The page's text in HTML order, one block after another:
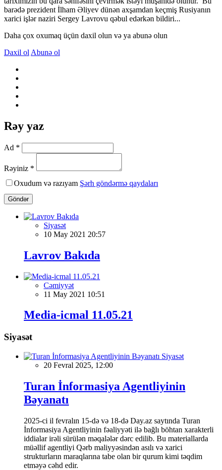
barədə prezident İlham Əliyev dünən axşamdan keçmiş Rusiyanın
xarici işlər naziri Sergey Lavrovu qəbul edərkən bildiri...
Daha çox oxumaq üçün daxil olun və ya abunə olun
Daxil ol Abunə ol
Rəy yaz
Ad *
Rəyiniz *
Oxudum və razıyam Şərh göndərmə qaydaları
Göndər
Siyasət
10 May 2021 20:57
Lavrov Bakıda
Cəmiyyət
11 May 2021 10:51
Media-icmal 11.05.21
Siyasət
Siyasət
20 Fevral 2025, 12:00
Turan İnformasiya Agentliyinin
Bəyanatı
2025-ci il fevralın 15-də və 18-də Day.az saytında Turan
İnformasiya Agentliyinin fəaliyyəti ilə bağlı böhtan xarakterli
iddialar irəli sürülən məqalələr dərc edilib. Bu materiallarda
müəllif agentliyi Qərb maliyyəsindən asılı və xarici
strukturların maraqlarına tabe olan bir qurum kimi təqdim
etməyə cəhd edir.